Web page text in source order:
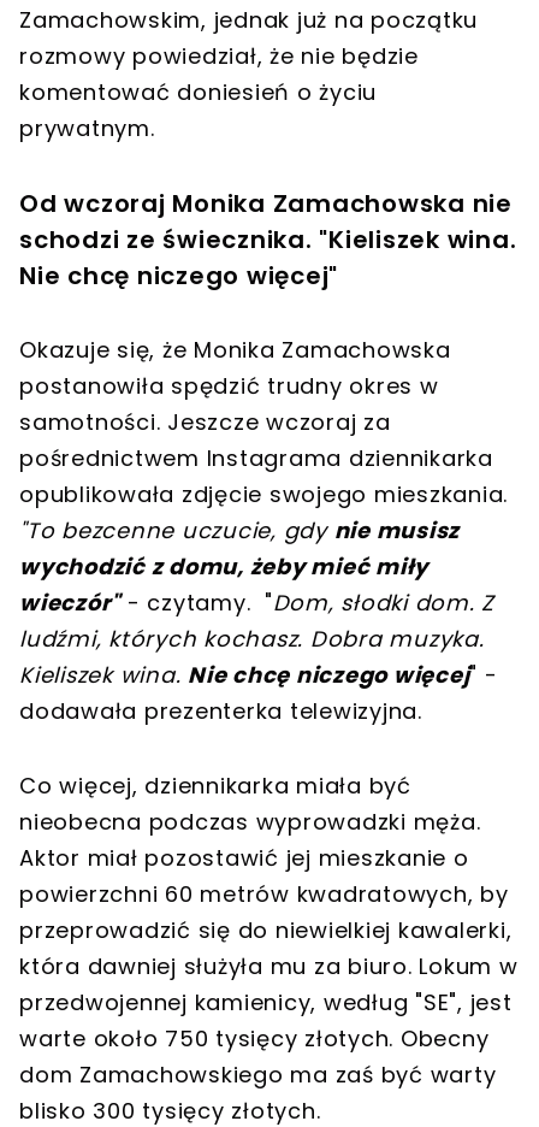
Zamachowskim, jednak już na początku
rozmowy powiedział, że nie będzie
komentować doniesień o życiu
prywatnym.
Od wczoraj Monika Zamachowska nie
schodzi ze świecznika. "Kieliszek wina.
Nie chcę niczego więcej"
Okazuje się, że Monika Zamachowska
postanowiła spędzić trudny okres w
samotności. Jeszcze wczoraj za
pośrednictwem Instagrama dziennikarka
opublikowała zdjęcie swojego mieszkania.
"To bezcenne uczucie, gdy nie musisz
wychodzić z domu, żeby mieć miły
wieczór"- czytamy. "Dom, słodki dom. Z
ludźmi, których kochasz. Dobra muzyka.
Kieliszek wina. Nie chcę niczego więcej" -
dodawała prezenterka telewizyjna.
Co więcej, dziennikarka miała być
nieobecna podczas wyprowadzki męża.
Aktor miał pozostawić jej mieszkanie o
powierzchni 60 metrów kwadratowych, by
przeprowadzić się do niewielkiej kawalerki,
która dawniej służyła mu za biuro. Lokum w
przedwojennej kamienicy, według "SE", jest
warte około 750 tysięcy złotych. Obecny
dom Zamachowskiego ma zaś być warty
blisko 300 tysięcy złotych.